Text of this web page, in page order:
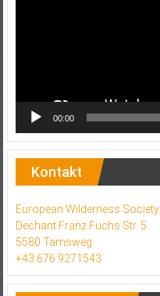
00:00
Kontakt
European Wilderness Society
Dechant Franz Fuchs Str. 5
5580 Tamsweg
+43 676 9271543